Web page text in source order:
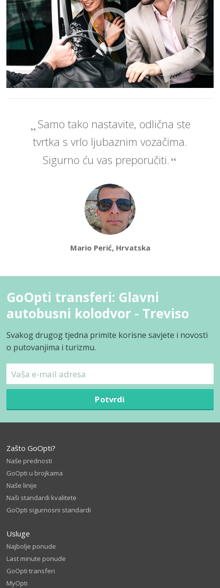
Samo tako nastavite, odlična ste
tvrtka s vrlo ljubaznim vozačima.
Sigurno ću vas preporučiti.
Mario Perić, Hrvatska
GoOpti transferi: Glavni
autobusni kolodvor - Treviso
Svakog drugog tjedna primite korisne savjete i novosti
o putovanjima i turizmu.
Potvrdi
Zašto GoOpti?
Naše prednosti
GoOpti u brojkama
Naše linije
Naši standardi kvalitete
GoOpti sigurnosni standardi
Usluge
Najbolje ponude
Last minute ponude
GoOpti transferi
MyOpti